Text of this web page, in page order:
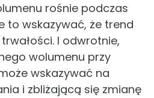
rośnie podczas
to wskazywać, że trend
I odwrotnie,
wolumenu przy
wskazywać na
i zbliżającą się zmianę